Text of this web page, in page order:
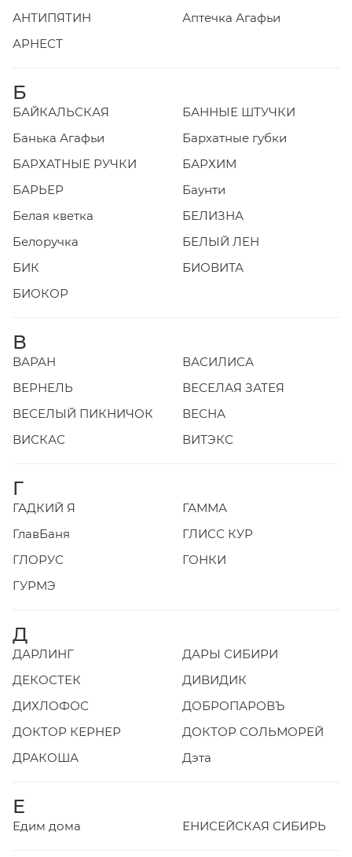
АНТИПЯТИН
Аптечка Агафьи
АРНЕСТ
Б
БАЙКАЛЬСКАЯ
БАННЫЕ ШТУЧКИ
Банька Агафьи
Бархатные губки
БАРХАТНЫЕ РУЧКИ
БАРХИМ
БАРЬЕР
Баунти
Белая кветка
БЕЛИЗНА
Белоручка
БЕЛЫЙ ЛЕН
БИК
БИОВИТА
БИОКОР
В
ВАРАН
ВАСИЛИСА
ВЕРНЕЛЬ
ВЕСЕЛАЯ ЗАТЕЯ
ВЕСЕЛЫЙ ПИКНИЧОК
ВЕСНА
ВИСКАС
ВИТЭКС
Г
ГАДКИЙ Я
ГАММА
ГлавБаня
ГЛИСС КУР
ГЛОРУС
ГОНКИ
ГУРМЭ
Д
ДАРЛИНГ
ДАРЫ СИБИРИ
ДЕКОСТЕК
ДИВИДИК
ДИХЛОФОС
ДОБРОПАРОВЪ
ДОКТОР КЕРНЕР
ДОКТОР СОЛЬМОРЕЙ
ДРАКОША
Дэта
Е
Едим дома ЕНИСЕЙСКАЯ СИБИРЬ